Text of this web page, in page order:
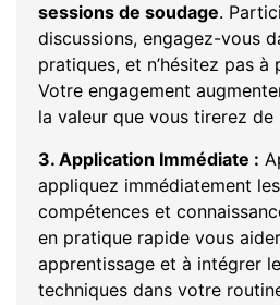
sessions de soudage.
discussions, engagez-vous
pratiques, et n’hésitez pas à
Votre engagement
la valeur que vous tirerez
3. Application Immédiate :
appliquez immédiatement
compétences et
en pratique rapide vous
apprentissage et à intégrer
techniques dans votre